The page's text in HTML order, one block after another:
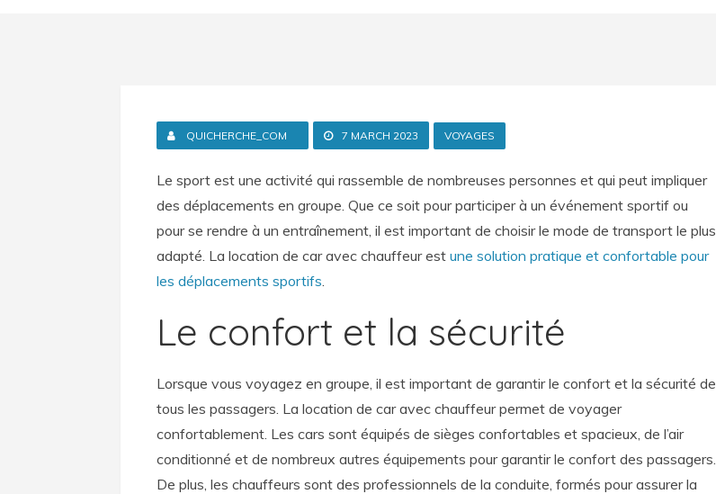
QUICHERCHE_COM 7 MARCH 2023 VOYAGES
Le sport est une activité qui rassemble de nombreuses personnes et qui peut impliquer
des déplacements en groupe. Que ce soit pour participer à un événement sportif ou
pour se rendre à un entraînement, il est important de choisir le mode de transport le plus
adapté. La location de car avec chauffeur estune solution pratique et confortable pour
les déplacements sportifs
Le confort et la sécurité
Lorsque vous voyagez en groupe, il est important de garantir le confort et la sécurité de
tous les passagers. La location de car avec chauffeur permet de voyager
confortablement. Les cars sont équipés de sièges confortables et spacieux, de l’air
conditionné et de nombreux autres équipements pour garantir le confort des passagers.
De plus, les chauffeurs sont des professionnels de la conduite, formés pour assurer la